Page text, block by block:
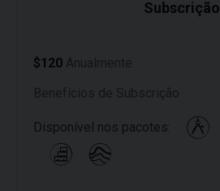
Subscrição
$120
Disponível nos pacotes: